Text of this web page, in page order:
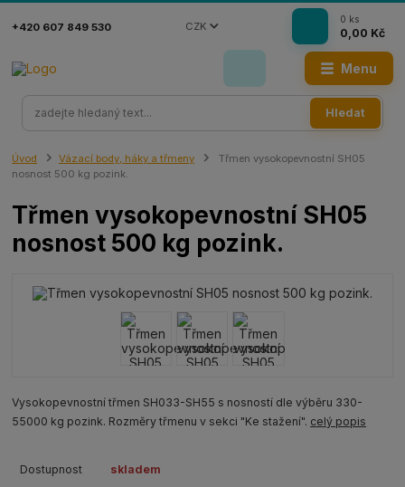
Menu
CZK
Hledat
+420 607 849 530
0 ks
0,00 Kč
Úvod Vázací body, háky a třmeny
Třmen vysokopevnostní SH05
nosnost 500 kg pozink.
Třmen vysokopevnostní SH05
nosnost 500 kg pozink.
Vysokopevnostní třmen SH033-SH55 s nosností dle výběru 330-
55000 kg pozink. Rozměry třmenu v sekci "Ke stažení". celý popis
Dostupnost
skladem